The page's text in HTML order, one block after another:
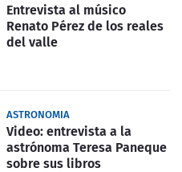
Entrevista al músico
Renato Pérez de los reales
del valle
ASTRONOMIA
Video: entrevista a la
astrónoma Teresa Paneque
sobre sus libros